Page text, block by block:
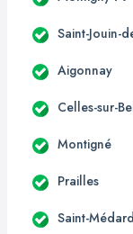
Saint-Jouin-
Aigonnay
Celles-sur-
Montigné
Prailles
Saint-